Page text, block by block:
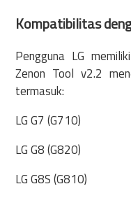
Kompatibilitas
Pengguna LG
Zenon Tool v2.2
termasuk:
LG G7 (G710)
LG G8 (G820)
LG G8S (G810)